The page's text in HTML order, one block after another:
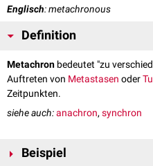
Englisch: metachronous
Definition
Metachron bedeutet "zu
Auftreten von Metastasen oder
Zeitpunkten.
siehe auch:anachron, synchron
Beispiel